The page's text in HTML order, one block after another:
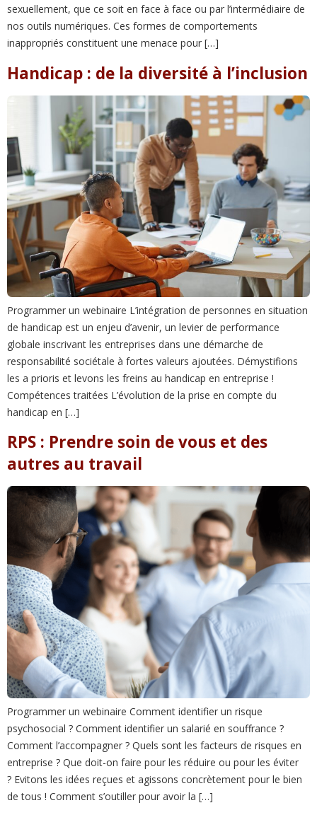
sexuellement, que ce soit en face à face ou par l’intermédiaire de
nos outils numériques. Ces formes de comportements
inappropriés constituent une menace pour […]
Handicap : de la diversité à l’inclusion
Programmer un webinaire L’intégration de personnes en situation
de handicap est un enjeu d’avenir, un levier de performance
globale inscrivant les entreprises dans une démarche de
responsabilité sociétale à fortes valeurs ajoutées. Démystifions
les a prioris et levons les freins au handicap en entreprise !
Compétences traitées L’évolution de la prise en compte du
handicap en […]
RPS : Prendre soin de vous et des
autres au travail
Programmer un webinaire Comment identifier un risque
psychosocial ? Comment identifier un salarié en souffrance ?
Comment l’accompagner ? Quels sont les facteurs de risques en
entreprise ? Que doit-on faire pour les réduire ou pour les éviter
? Evitons les idées reçues et agissons concrètement pour le bien
de tous ! Comment s’outiller pour avoir la […]